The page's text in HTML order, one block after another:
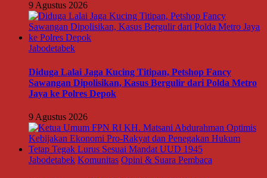
9 Agustus 2026
Jabodetabek
Diduga Lalai Jaga Kucing Titipan, Petshop Fancy
Sawangan Dipolisikan, Kasus Bergulir dari Polda Metro
Jaya ke Polres Depok
9 Agustus 2026
Jabodetabek Komunitas Opini & Suara Pembaca